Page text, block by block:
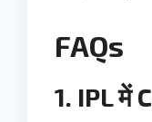
FAQs
1. IPL में